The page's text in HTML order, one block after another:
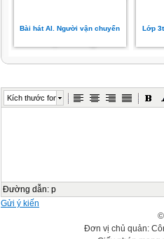
Bài hát AI. Người vận chuyển Lớp
Kích thước font
Đường dẫn: p
Gửi ý kiến
Đơn vị chủ quản: